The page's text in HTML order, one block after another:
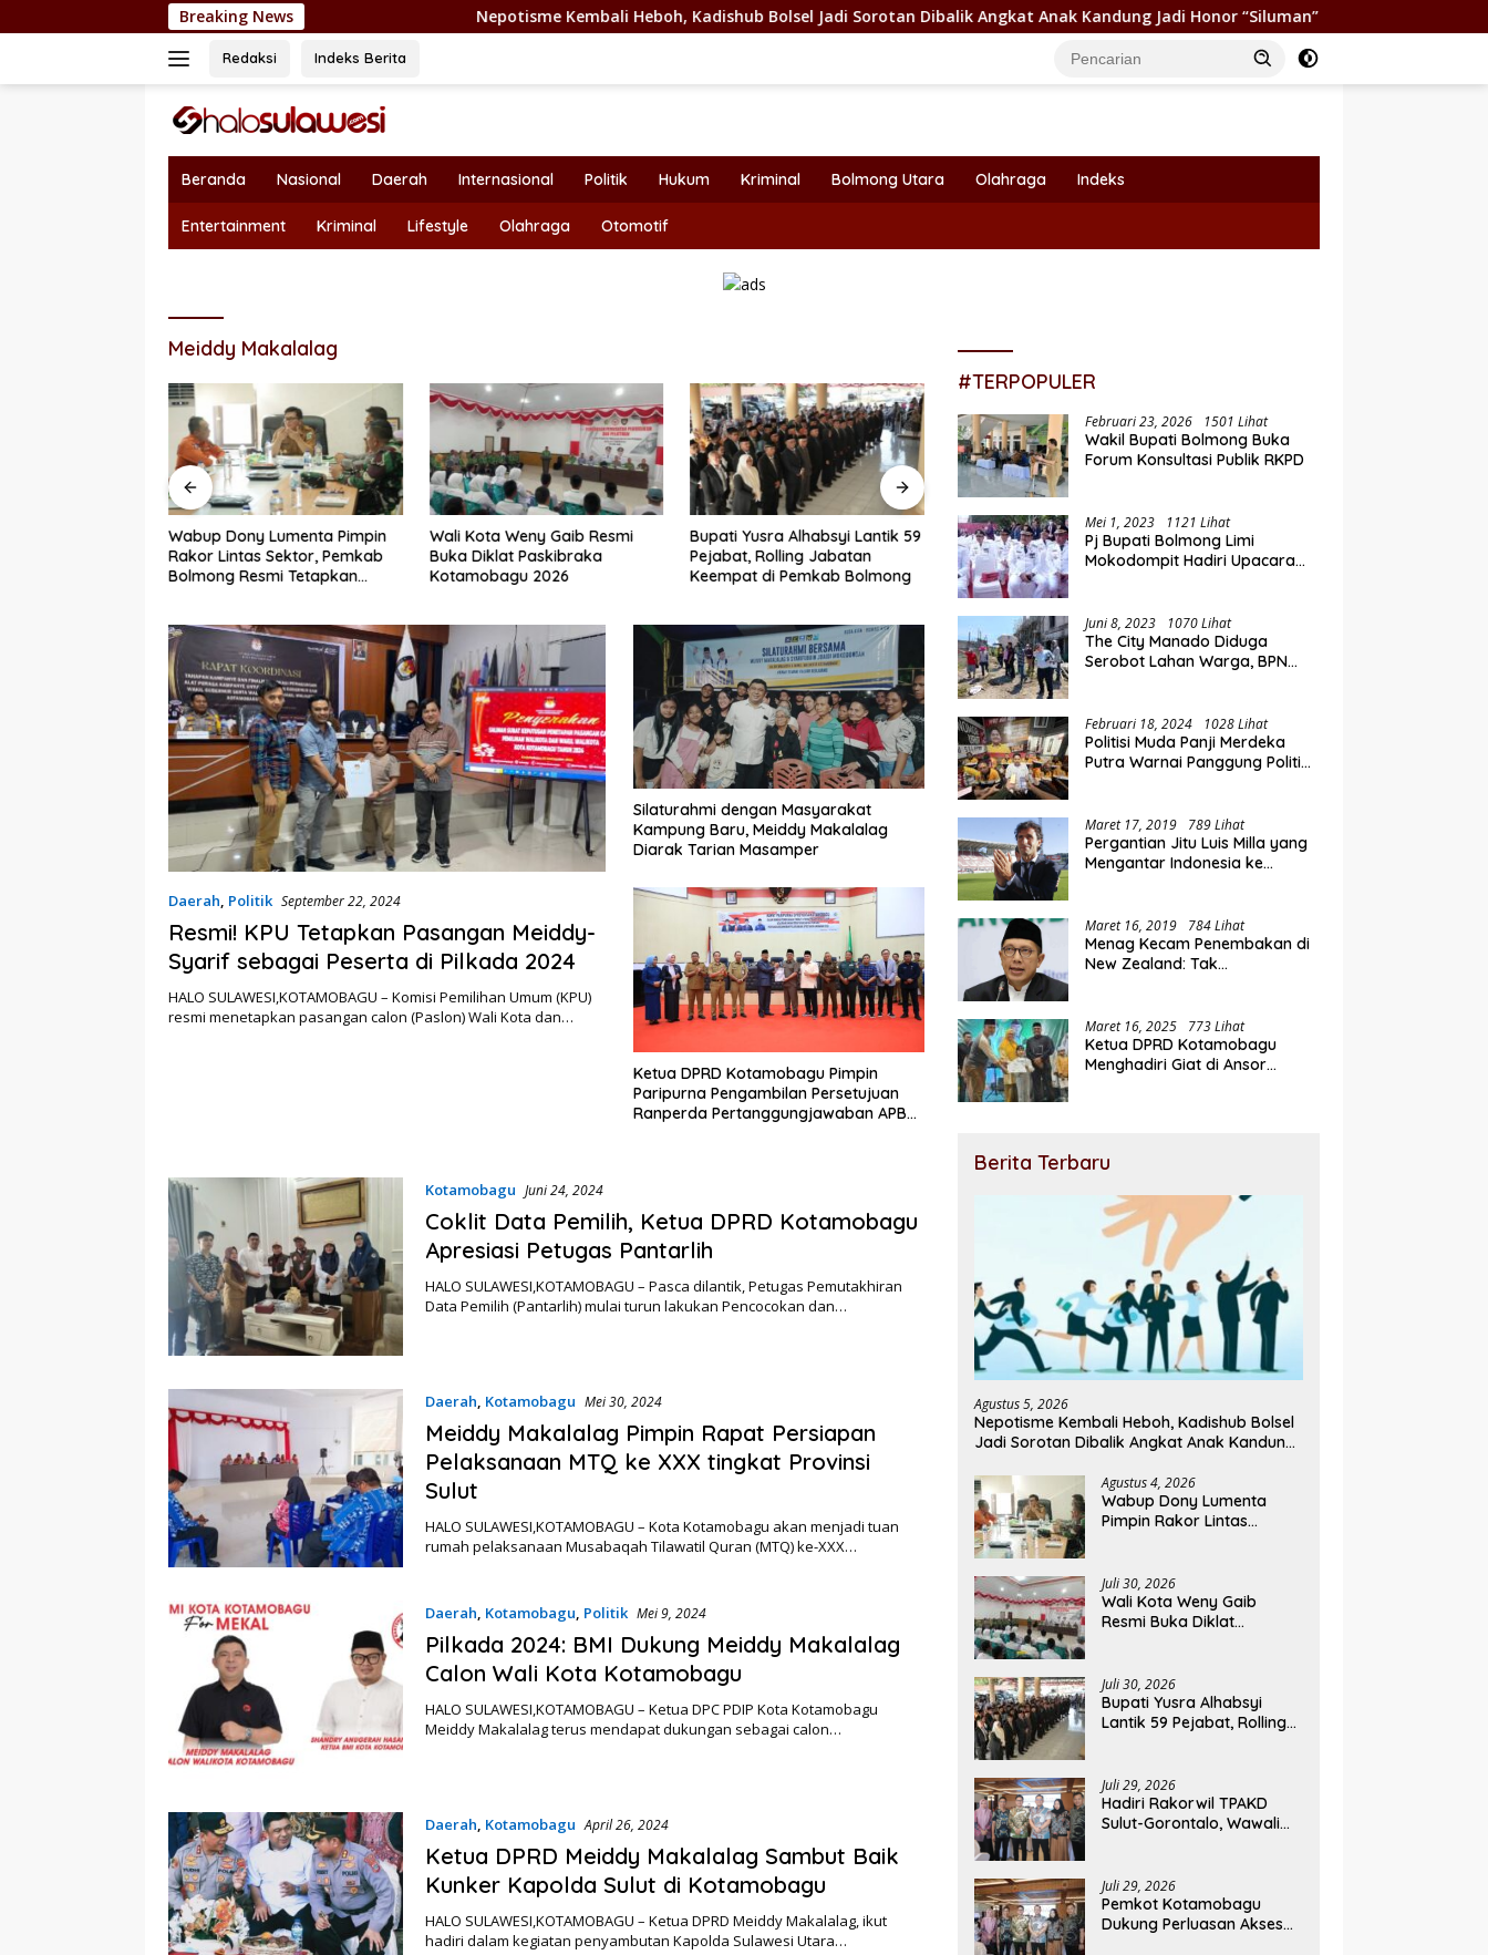
ke
Breaking NewsNepotisme Kembali Heboh, Kadishub Bolsel Jadi Sorotan Dibalik Angkat Anak Kandung Jadi Honor “Siluman” Wabup Dony Lumenta Pimpin
Redaksi Indeks Berita
Beranda Nasional Daerah Internasional Politik Hukum Kriminal Bolmong Utara Olahraga Indeks
Entertainment Kriminal Lifestyle Olahraga Otomotif
Meiddy Makalalag
Wabup Dony Lumenta Pimpin
Rakor Lintas Sektor, Pemkab
Bolmong Resmi Tetapkan
Wali Kota Weny Gaib Resmi
Buka Diklat Paskibraka
Kotamobagu 2026
Bupati Yusra Alhabsyi Lantik 59
Pejabat, Rolling Jabatan
Keempat di Pemkab Bolmong
Hadiri Rakorwil TPAKD Sulut-
Gorontalo, Wawali Rendy
Dorong Inklusi Keuangan dan
Pembiayaan UMKM
Pemkot Kotamobagu Dukung
Perluasan Akses Keuangan
Lewat Rakorwil TPAKD
Daerah Politik September 22, 2024
Resmi! KPU Tetapkan Pasangan Meiddy-
Syarif sebagai Peserta di Pilkada 2024
HALO SULAWESI,KOTAMOBAGU – Komisi Pemilihan Umum (KPU)
resmi menetapkan pasangan calon (Paslon) Wali Kota dan…
Silaturahmi dengan Masyarakat
Kampung Baru, Meiddy Makalalag
Diarak Tarian Masamper
Ketua DPRD Kotamobagu Pimpin
Paripurna Pengambilan Persetujuan
Ranperda Pertanggungjawaban APBD
Kotamobagu Juni 24, 2024
Coklit Data Pemilih, Ketua DPRD Kotamobagu
Apresiasi Petugas Pantarlih
HALO SULAWESI,KOTAMOBAGU – Pasca dilantik, Petugas Pemutakhiran
Data Pemilih (Pantarlih) mulai turun lakukan Pencocokan dan…
Daerah Kotamobagu Mei 30, 2024
Meiddy Makalalag Pimpin Rapat Persiapan
Pelaksanaan MTQ ke XXX tingkat Provinsi
Sulut
HALO SULAWESI,KOTAMOBAGU – Kota Kotamobagu akan menjadi tuan
rumah pelaksanaan Musabaqah Tilawatil Quran (MTQ) ke-XXX…
Daerah Kotamobagu Politik Mei 9, 2024
Pilkada 2024: BMI Dukung Meiddy Makalalag
Calon Wali Kota Kotamobagu
HALO SULAWESI,KOTAMOBAGU – Ketua DPC PDIP Kota Kotamobagu
Meiddy Makalalag terus mendapat dukungan sebagai calon…
Daerah Kotamobagu April 26, 2024
Ketua DPRD Meiddy Makalalag Sambut Baik
Kunker Kapolda Sulut di Kotamobagu
HALO SULAWESI,KOTAMOBAGU – Ketua DPRD Meiddy Makalalag, ikut
hadiri dalam kegiatan penyambutan Kapolda Sulawesi Utara…
#TERPOPULER
Februari 23, 2026 1501 Lihat
Wakil Bupati Bolmong Buka
Forum Konsultasi Publik RKPD
Mei 1, 2023 1121 Lihat
Pj Bupati Bolmong Limi
Mokodompit Hadiri Upacara
Juni 8, 2023 1070 Lihat
The City Manado Diduga
Serobot Lahan Warga, BPN
Februari 18, 2024 1028 Lihat
Politisi Muda Panji Merdeka
Putra Warnai Panggung Politik
Maret 17, 2019 789 Lihat
Pergantian Jitu Luis Milla yang
Mengantar Indonesia ke
Maret 16, 2019 784 Lihat
Menag Kecam Penembakan di
New Zealand: Tak
Maret 16, 2025 773 Lihat
Ketua DPRD Kotamobagu
Menghadiri Giat di Ansor
Berita Terbaru
Agustus 5, 2026
Nepotisme Kembali Heboh, Kadishub Bolsel
Jadi Sorotan Dibalik Angkat Anak Kandung
Agustus 4, 2026
Wabup Dony Lumenta
Pimpin Rakor Lintas
Siaga Darurat Bencana
Juli 30, 2026
Wali Kota Weny Gaib
Resmi Buka Diklat
Juli 30, 2026
Bupati Yusra Alhabsyi
Lantik 59 Pejabat, Rolling
Juli 29, 2026
Hadiri Rakorwil TPAKD
Sulut-Gorontalo, Wawali
Pembiayaan UMKM
Juli 29, 2026
Pemkot Kotamobagu
Dukung Perluasan Akses